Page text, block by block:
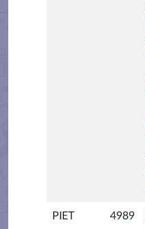
PIET 4989